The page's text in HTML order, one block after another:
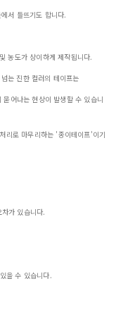
서 들뜨기도 합니다.
농도가 상이하게 제작됩니다.
는 진한 컬러의 테이프는
어나는 현상이 발생할 수 있습니
리로 마무리하는 '종이테이프'이기
가 있습니다.
을 수 있습니다.